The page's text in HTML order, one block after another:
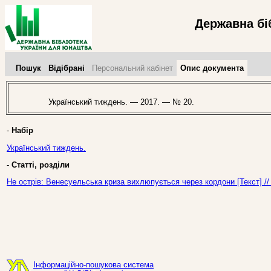
Державна
Пошук Відібрані Персональний кабінет Опис документа
Український тиждень. — 2017. — № 20.
- Набір
Український тиждень.
- Статті, розділи
Не острів: Венесуельська криза вихлюпується через кордони
Інформаційно-пошукова система